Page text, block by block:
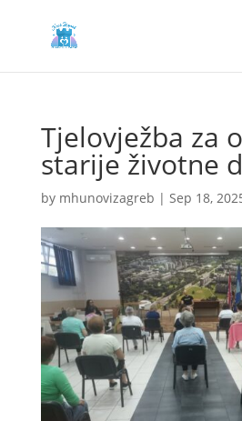
Tjelovježba za
starije životne
by mhunovizagreb | Sep 18,